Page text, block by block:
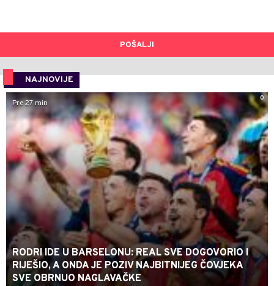
POŠALJI
NAJNOVIJE
0
Pre 27 min
RODRI IDE U BARSELONU: REAL SVE DOGOVORIO I
RIJEŠIO, A ONDA JE POZIV NAJBITNIJEG ČOVJEKA
SVE OBRNUO NAGLAVAČKE